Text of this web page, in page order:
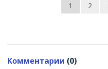
1 2
Комментарии (0)